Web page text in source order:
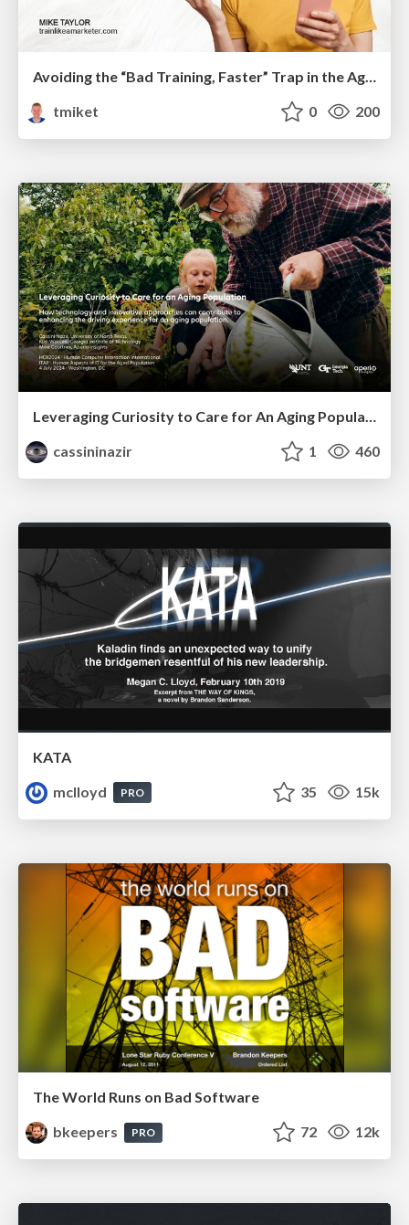
Avoiding the “Bad Training, Faster” Trap in the Age of AI
tmiket
0 200
Leveraging Curiosity to Care for An Aging Population
cassininazir
1 460
KATA
mclloyd
PRO 35 15k
The World Runs on Bad Software
bkeepers
PRO 72 12k